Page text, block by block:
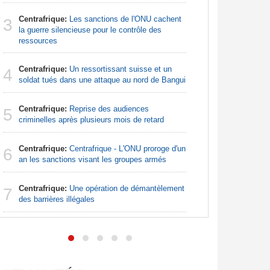
3 Centrafrique: Les sanctions de l'ONU cachent
la guerre silencieuse pour le contrôle des
ressources
4 Centrafrique: Un ressortissant suisse et un
soldat tués dans une attaque au nord de Bangui
5 Centrafrique: Reprise des audiences
criminelles après plusieurs mois de retard
6 Centrafrique: Centrafrique - L'ONU proroge d'un
an les sanctions visant les groupes armés
7 Centrafrique: Une opération de démantèlement
des barrières illégales